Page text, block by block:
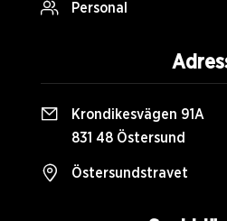
Personal
Krondikesvägen 91A
831 48 Östersund
Östersundstravet